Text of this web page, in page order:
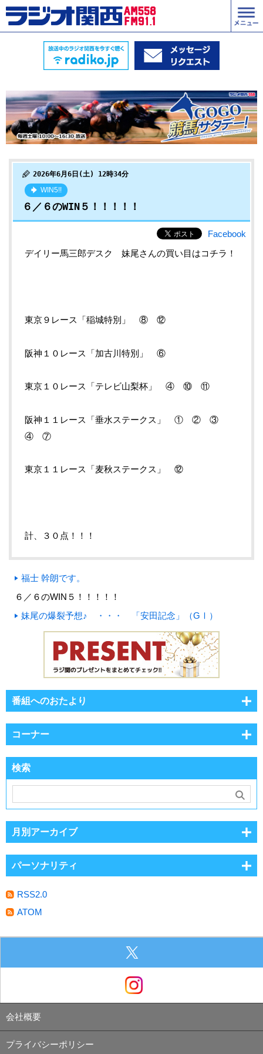
2026年6月6日(土) 12時34分
WIN5!!
６／６のWIN５！！！！！
Facebook
デイリー馬三郎デスク 妹尾さんの買い目はコチラ！
東京９レース「稲城特別」 ⑧ ⑫
阪神１０レース「加古川特別」 ⑥
東京１０レース「テレビ山梨杯」 ④ ⑩ ⑪
阪神１１レース「垂水ステークス」 ① ② ③
④ ⑦
東京１１レース「麦秋ステークス」 ⑫
計、３０点！！！
福士 幹朗です。
６／６のWIN５！！！！！
妹尾の爆裂予想♪ ・・・ 「安田記念」（GⅠ）
番組へのおたより
コーナー
検索
月別アーカイブ
パーソナリティ
RSS2.0
ATOM
会社概要
プライバシーポリシー